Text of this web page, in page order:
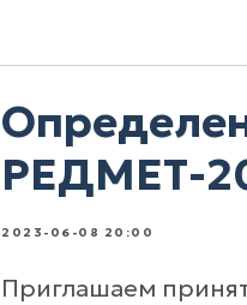
РЕДМЕТ-
2023-06-08 20:00
Приглашаем